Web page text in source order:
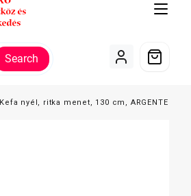
Search
Kefa nyél, ritka menet, 130 cm, ARGENTE